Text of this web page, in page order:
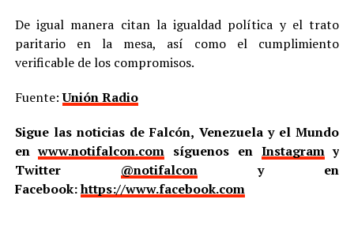
De igual manera citan la igualdad política y el trato
paritario en la mesa, así como el cumplimiento
verificable de los compromisos.
Fuente:Unión Radio
Sigue las noticias de Falcón, Venezuela y el Mundo
enwww.notifalcon.com síguenos en Instagramy
Twitter @notifalcony en
Facebook:https://www.facebook.com